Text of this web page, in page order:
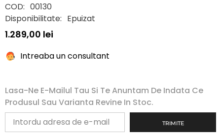
COD: 00130
Disponibilitate: Epuizat
1.289,00 lei
Intreaba un consultant
Lasa-Ne E-Mailul Tau Si Te Anuntam De Indata Ce
Produsul Sau Varianta Revine In Stoc.
TRIMITE